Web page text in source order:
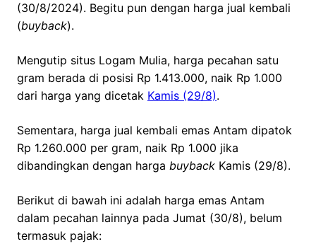
(30/8/2024). Begitu pun dengan harga jual kembali
(buyback).
Mengutip situs Logam Mulia, harga pecahan satu
gram berada di posisi Rp 1.413.000, naik Rp 1.000
dari harga yang dicetak Kamis (29/8).
Sementara, harga jual kembali emas Antam dipatok
Rp 1.260.000 per gram, naik Rp 1.000 jika
dibandingkan dengan harga buyback Kamis (29/8).
Berikut di bawah ini adalah harga emas Antam
dalam pecahan lainnya pada Jumat (30/8), belum
termasuk pajak: